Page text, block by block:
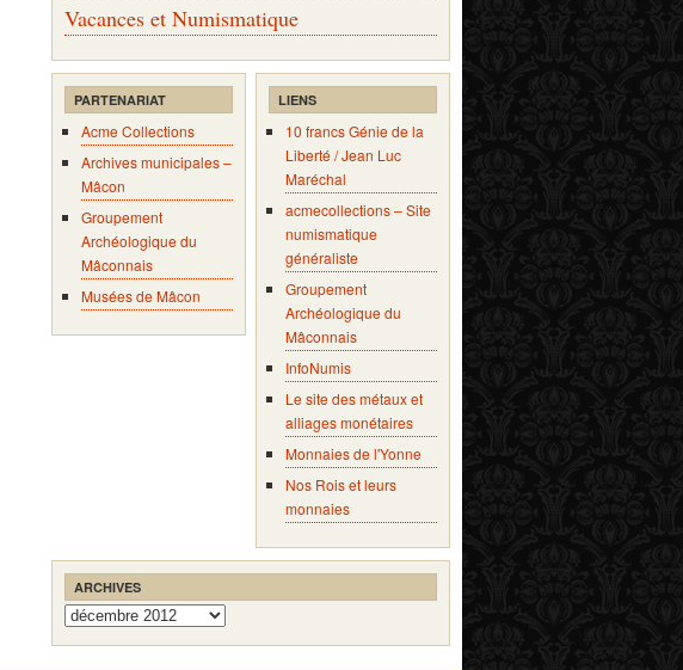
Vacances et Numismatique
PARTENARIAT
Acme Collections
Archives municipales –
Mâcon
Groupement
Archéologique du
Mâconnais
Musées de Mâcon
LIENS
10 francs Génie de la
Liberté / Jean Luc
Maréchal
acmecollections – Site
numismatique
généraliste
Groupement
Archéologique du
Mâconnais
InfoNumis
Le site des métaux et
alliages monétaires
Monnaies de l'Yonne
Nos Rois et leurs
monnaies
ARCHIVES
Archives